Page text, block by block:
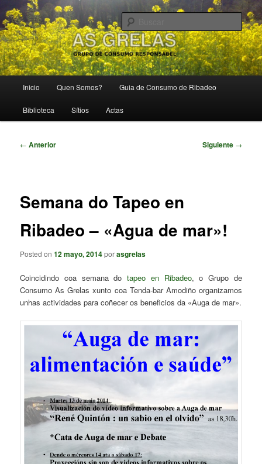
al
contenido
principalAs Grelas
Grupo de Consumo Responsábel
principal
Inicio Quen Somos? Guia de Consumo de Ribadeo
Biblioteca Sítios Actas
Navegación
← Anterior Siguiente →
Semana do Tapeo en
Ribadeo – «Agua de mar»!
Posted on12 mayo, 2014porasgrelas
Coincidindo coa semana dotapeo en Ribadeo, o Grupo de
Consumo As Grelas xunto coa Tenda-bar Amodiño organizamos
unhas actividades para coñecer os beneficios da «Auga de mar».